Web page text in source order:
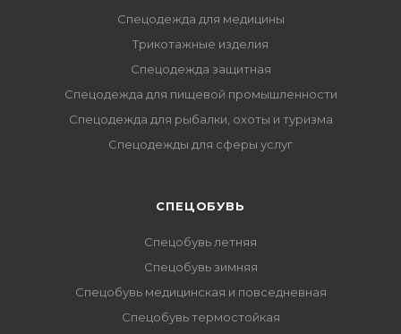
Спецодежда для медицины
Трикотажные изделия
Спецодежда защитная
Спецодежда для пищевой промышленности
Спецодежда для рыбалки, охоты и туризма
Спецодежды для сферы услуг
CПЕЦОБУВЬ
Спецобувь летняя
Спецобувь зимняя
Спецобувь медицинская и повседневная
Спецобувь термостойкая